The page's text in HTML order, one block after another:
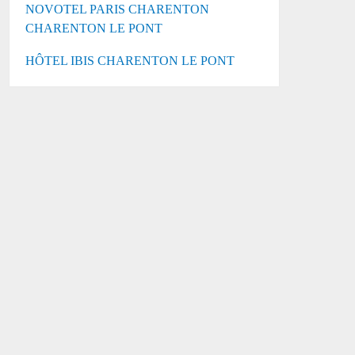
NOVOTEL PARIS CHARENTON
CHARENTON LE PONT
HÔTEL IBIS CHARENTON LE PONT